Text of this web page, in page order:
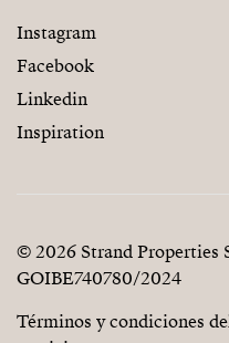
Instagram
Facebook
Linkedin
Inspiration
© 2026 Strand Properties
GOIBE740780/2024
Términos y condiciones